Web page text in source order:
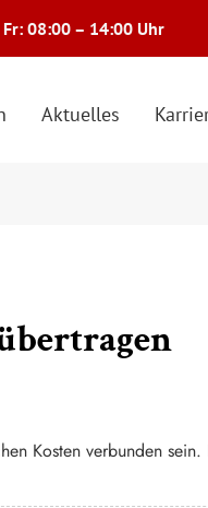
08:00 – 14:00 Uhr
Aktuelles
Kosten verbunden